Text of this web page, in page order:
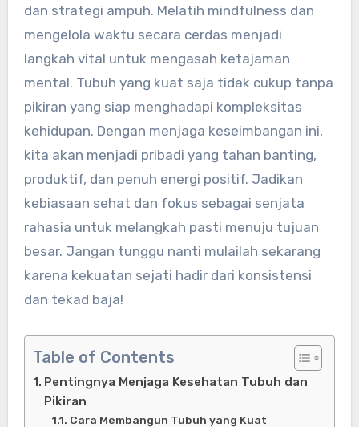
dan strategi ampuh. Melatih mindfulness dan
mengelola waktu secara cerdas menjadi
langkah vital untuk mengasah ketajaman
mental. Tubuh yang kuat saja tidak cukup tanpa
pikiran yang siap menghadapi kompleksitas
kehidupan. Dengan menjaga keseimbangan ini,
kita akan menjadi pribadi yang tahan banting,
produktif, dan penuh energi positif. Jadikan
kebiasaan sehat dan fokus sebagai senjata
rahasia untuk melangkah pasti menuju tujuan
besar. Jangan tunggu nanti mulailah sekarang
karena kekuatan sejati hadir dari konsistensi
dan tekad baja!
Table of Contents
Pentingnya Menjaga Kesehatan Tubuh dan
Pikiran
Cara Membangun Tubuh yang Kuat